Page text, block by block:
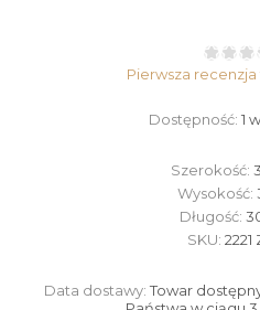
Pierwsza
Dostępność: 1
Szerokość:
Wysokość:
Długość:
SKU: 2221
Data dostawy: Towar